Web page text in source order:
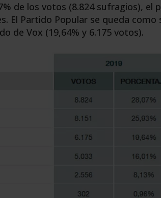
de los votos (8.824 sufragios), el
El Partido Popular se queda
de Vox (19,64% y 6.175 votos).